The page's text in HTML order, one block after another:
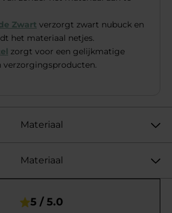
Zwart verzorgt zwart nubuck en
het materiaal netjes.
zorgt voor een gelijkmatige
verzorgingsproducten.
Materiaal
Materiaal
5 / 5.0